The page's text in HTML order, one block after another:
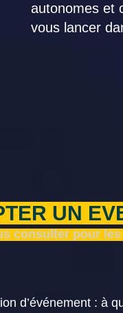
autonomes et
vous lancer
UN
consulter pour les
d’événement : à